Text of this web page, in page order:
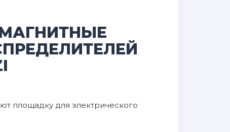
площадку для электрического